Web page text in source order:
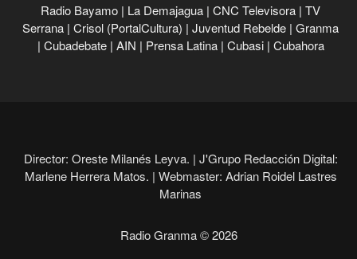
Radio Bayamo | La Demajagua | CNC Televisora | TV
Serrana | Crisol (PortalCultura) | Juventud Rebelde | Granma
| Cubadebate | AIN | Prensa Latina | Cubasi | Cubahora
Director: Oreste Milanés Leyva. | J'Grupo Redacción Digital:
Marlene Herrera Matos. | Webmaster: Adrian Roidel Lastres
Marinas
Radio Granma © 2026